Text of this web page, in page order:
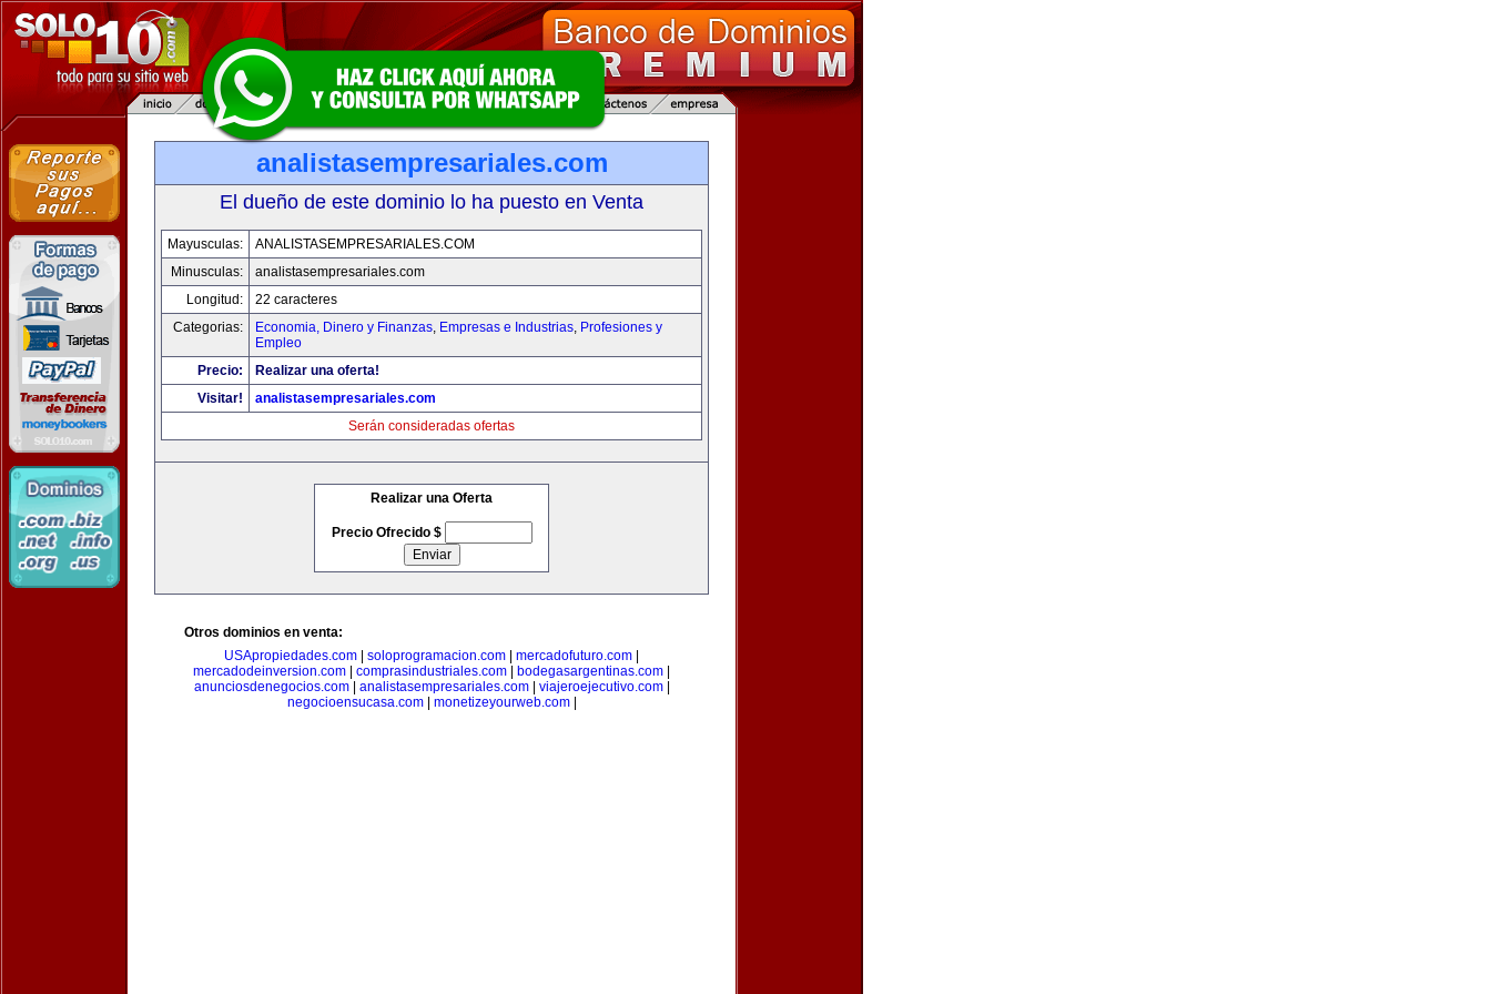
analistasempresariales.com
El dueño de este dominio lo ha puesto en Venta
Mayusculas:
ANALISTASEMPRESARIALES.COM
Minusculas:
analistasempresariales.com
Longitud:
22 caracteres
Categorias:
Economia, Dinero y Finanzas, Empresas e Industrias, Profesiones y
Empleo
Precio:
Realizar una oferta!
Visitar!
analistasempresariales.com
Serán consideradas ofertas
Realizar una Oferta
Precio Ofrecido $
Otros dominios en venta:
USApropiedades.com
soloprogramacion.com mercadofuturo.com
mercadodeinversion.com
comprasindustriales.com bodegasargentinas.com
anunciosdenegocios.com| analistasempresariales.com| viajeroejecutivo.com|
negocioensucasa.com| monetizeyourweb.com|